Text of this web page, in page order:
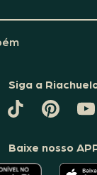
Siga a
TIKTOK
DA
PINTEREST
DA
DA
Baixe nosso
O